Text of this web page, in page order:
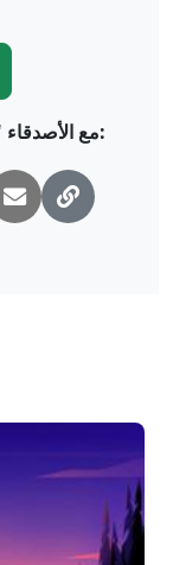
شارك "عرض جمال الطبيعة بدقة 4K" مع الأصدقاء: